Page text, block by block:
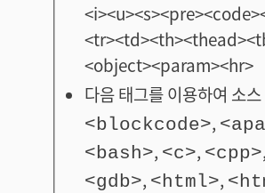
<object><param><hr>
다음 태그를 이용하여 소
<blockcode>,
<bash>, <c>, <cpp>
<gdb>, <html>,